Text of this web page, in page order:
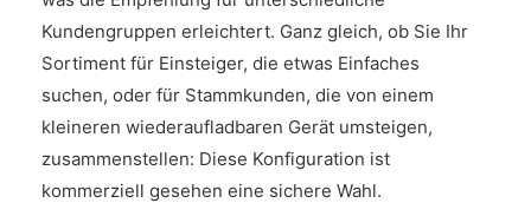
Kundengruppen erleichtert. Ganz gleich, ob Sie Ihr
Sortiment für Einsteiger, die etwas Einfaches
suchen, oder für Stammkunden, die von einem
kleineren wiederaufladbaren Gerät umsteigen,
zusammenstellen: Diese Konfiguration ist
kommerziell gesehen eine sichere Wahl.